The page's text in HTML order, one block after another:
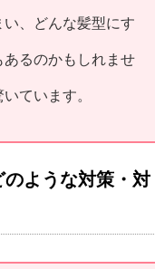
、どんな髪型にす
るのかもしれませ
ています。
ような対策・対